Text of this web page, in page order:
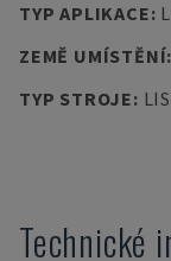
TYP APLIKACE:
ZEMĚ UMÍSTĚNÍ:
TYP STROJE:
Technické